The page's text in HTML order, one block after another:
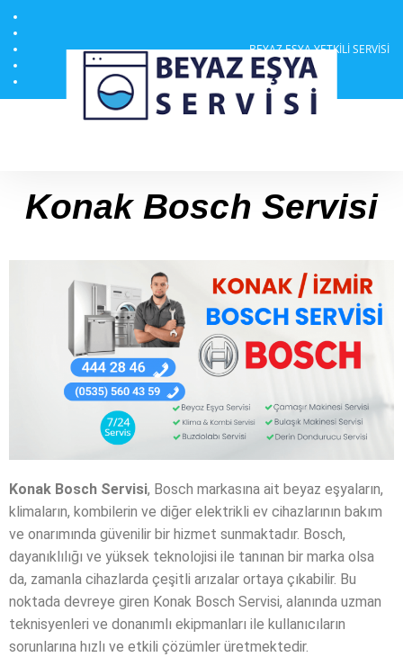
BEYAZ EŞYA YETKILI SERVISI
Konak Bosch Servisi
Konak Bosch Servisi, Bosch markasına ait beyaz eşyaların,
klimaların, kombilerin ve diğer elektrikli ev cihazlarının bakım
ve onarımında güvenilir bir hizmet sunmaktadır. Bosch,
dayanıklılığı ve yüksek teknolojisi ile tanınan bir marka olsa
da, zamanla cihazlarda çeşitli arızalar ortaya çıkabilir. Bu
noktada devreye giren Konak Bosch Servisi, alanında uzman
teknisyenleri ve donanımlı ekipmanları ile kullanıcıların
sorunlarına hızlı ve etkili çözümler üretmektedir.